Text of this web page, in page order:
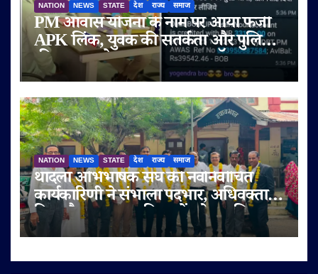
NATION NEWS STATE देश राज्य समाज
PM आवास योजना के नाम पर आया फर्जी
APK लिंक, युवक की सतर्कता और पुलिस
की तत्परता से टला बड़ा साइबर फ्रॉड
NATION NEWS STATE देश राज्य समाज
थांदला अभिभाषक संघ की नवनिर्वाचित
कार्यकारिणी ने संभाला पदभार, अधिवक्ता
हित और पक्षकार सुविधाओं को प्राथमिकता